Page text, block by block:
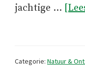
jachtige …
Categorie: Natuur &